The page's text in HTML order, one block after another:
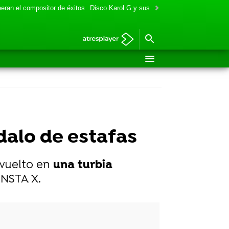
el compositor de éxitos Disco Karol G y sus colaboraciones
de estafas
en una turbia
X.